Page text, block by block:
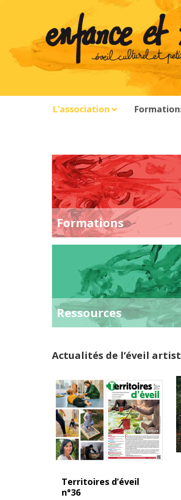
L’association
Formations
Ressources
Actualités de l’éveil
Territoires d’éveil
n°36